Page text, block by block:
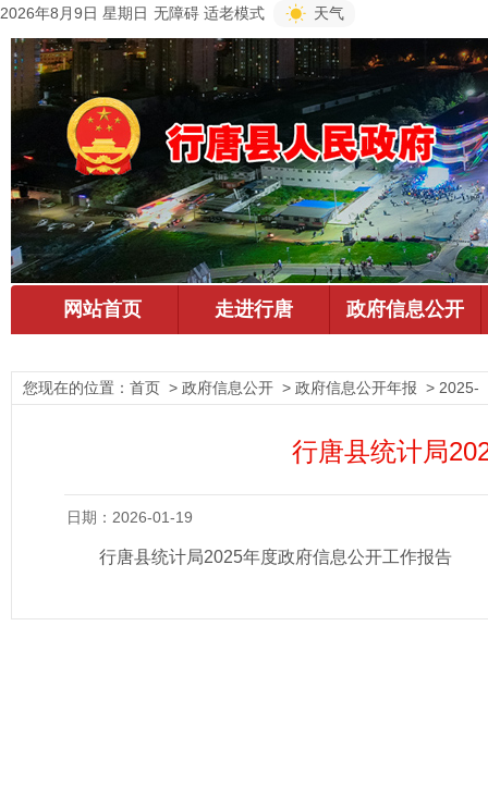
2026年8月9日 星期日 无障碍 适老模式 天气
您现在的位置： 首页 > 政府信息公开 > 政府信息公开年报 > 2025-
行唐县统计局
日期：2026-01-19
行唐县统计局2025年度政府信息公开工作报告